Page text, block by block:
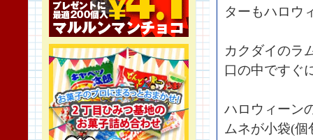
ターもハロウ
カクダイのラ
口の中ですぐ
ハロウィーン
ムネが小袋(